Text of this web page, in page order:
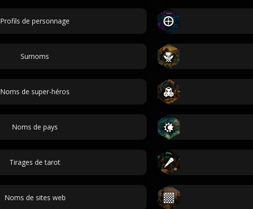
Profils de personnage
Surnoms
Noms de super-héros
Noms de pays
Tirages de tarot
Noms de sites web